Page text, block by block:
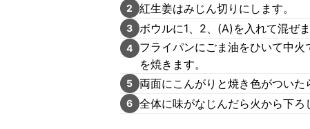
2 紅生姜はみじん切りにします。
3 ボウルに1、2、(A)を入れて混ぜま
4
フライパンにごま油をひいて中
を焼きます。
5 両面にこんがりと焼き色がついた
6 全体に味がなじんだら火から下ろ